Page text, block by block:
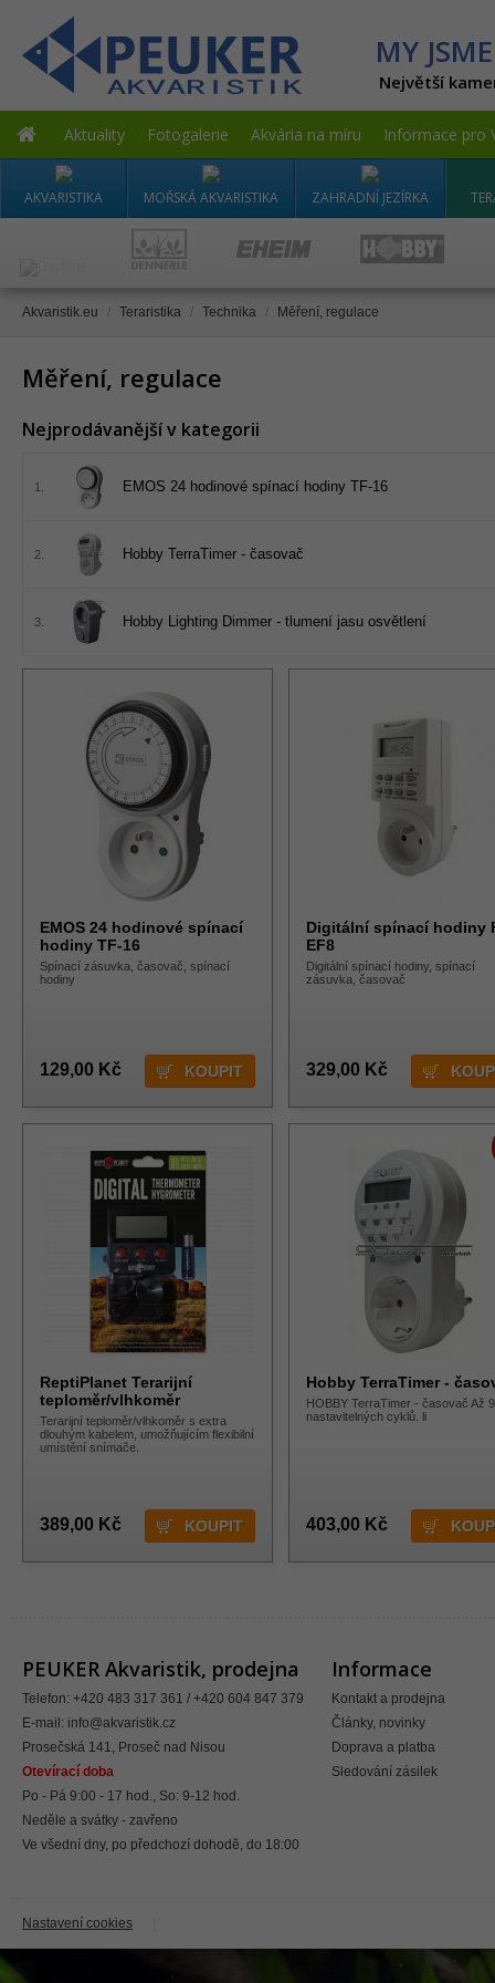
MY
Největší
Aktuality Fotogalerie Akvária na míru Informace pro
AKVARISTIKA MOŘSKÁ AKVARISTIKA ZAHRADNÍ JEZÍRKA
Akvaristik.eu / Teraristika / Technika / Měření, regulace
Měření, regulace
Nejprodávanější v kategorii
1. EMOS 24 hodinové spínací hodiny TF-16
2. Hobby TerraTimer - časovač
3. Hobby Lighting Dimmer - tlumení jasu osvětlení
EMOS 24 hodinové spínací
hodiny TF-16
Spínací zásuvka, časovač, spínací
hodiny
129,00 Kč
Digitální spínací hodiny
EF8
Digitální spínací hodiny, spínací
zásuvka, časovač
329,00 Kč
ReptiPlanet Terarijní
teploměr/vlhkoměr
Terarijní teploměr/vlhkoměr s extra
dlouhým kabelem, umožňujícím flexibilní
umístění snímače.
389,00 Kč
Hobby TerraTimer -
HOBBY TerraTimer - časovač Až 9
nastavitelných cyklů. li
403,00 Kč
PEUKER Akvaristik, prodejna
Telefon: +420 483 317 361 / +420 604 847 379
E-mail: info@akvaristik.cz
Prosečská 141, Proseč nad Nisou
Otevírací doba
Po - Pá 9:00 - 17 hod., So: 9-12 hod.
Neděle a svátky - zavřeno
Ve všední dny, po předchozí dohodě, do 18:00
Informace
Kontakt a prodejna
Články, novinky
Doprava a platba
Sledování zásilek
Nastavení cookies